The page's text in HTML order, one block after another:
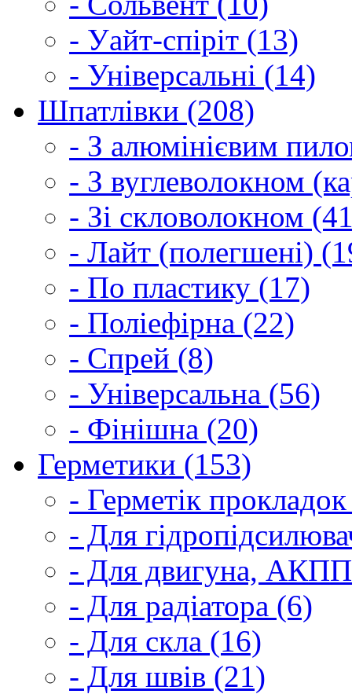
- Уайт-спіріт (13)
- Універсальні (14)
Шпатлівки (208)
- З алюмінієвим
- З вуглеволокном
- Зі скловолокном
- Лайт (полегшені)
- По пластику (17)
- Поліефірна (22)
- Спрей (8)
- Універсальна (56)
- Фінішна (20)
Герметики (153)
- Герметік
- Для
- Для двигуна,
- Для радіатора (6)
- Для скла (16)
- Для швів (21)